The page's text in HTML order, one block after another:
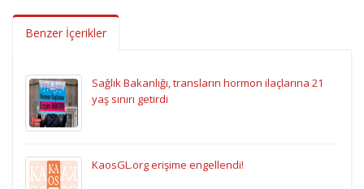
Benzer İçerikler
Sağlık Bakanlığı, transların hormon ilaçlarına 21
yaş sınırı getirdi
KaosGL.org erişime engellendi!